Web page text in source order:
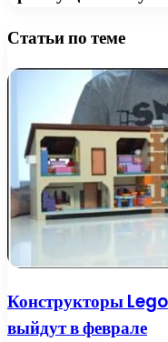
Статьи по теме
Конструкторы
выйдут в феврале